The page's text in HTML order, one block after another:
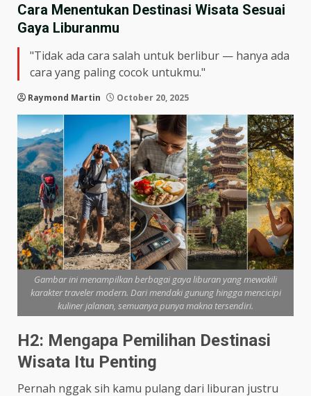
Cara Menentukan Destinasi Wisata Sesuai
Gaya Liburanmu
"Tidak ada cara salah untuk berlibur — hanya ada
cara yang paling cocok untukmu."
Raymond Martin October 20, 2025
Gambar ini menampilkan berbagai gaya liburan yang mewakili
karakter traveler modern. Dari mendaki gunung hingga mencicipi
kuliner jalanan, semuanya punya makna tersendiri.
H2: Mengapa Pemilihan Destinasi
Wisata Itu Penting
Pernah nggak sih kamu pulang dari liburan justru